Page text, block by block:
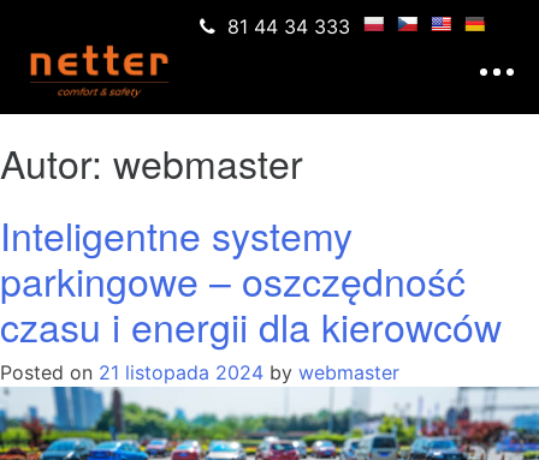
81 44 34 333
Autor: webmaster
Inteligentne systemy
parkingowe – oszczędność
czasu i energii dla kierowców
Posted on 21 listopada 2024 by webmaster